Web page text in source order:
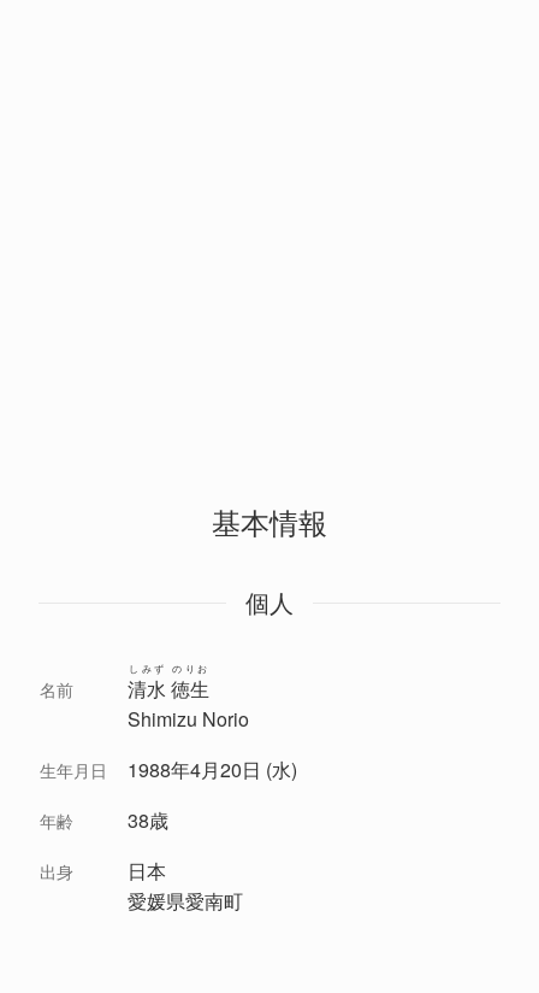
基本情報
個人
名前 清水 徳生
しみず のりお
Shimizu Norio
生年月日 1988年4月20日 (水)
年齢 38歳
出身
日本
愛媛県愛南町